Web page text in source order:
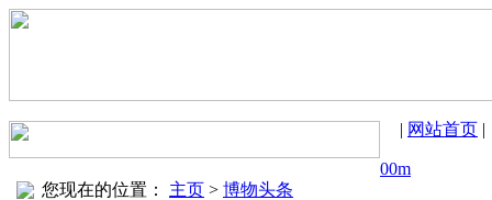
| 网站首页
00m
您现在的位置： 主页 > 博物头条